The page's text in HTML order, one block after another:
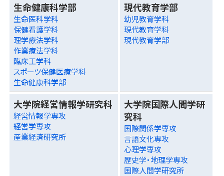
生命健康科学部
生命医科学科
保健看護学科
理学療法学科
作業療法学科
臨床工学科
スポーツ保健医療学科
生命健康科学部
現代教育学部
幼児教育学科
現代教育学科
現代教育学部
大学院経営情報学研究科
経営情報学専攻
経営学専攻
産業経済研究所
大学院国際人間学研
究科
国際関係学専攻
言語文化専攻
心理学専攻
歴史学・地理学専攻
国際人間学研究所